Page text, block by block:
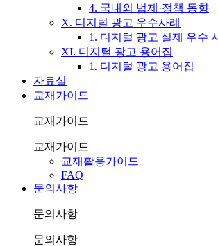
4. 국내외 법제·정책 동향
X. 디지털 광고 우수사례
1. 디지털 광고 실제 우수
XI. 디지털 광고 용어집
1. 디지털 광고 용어집
자료실
교재가이드
교재가이드
교재가이드
교재활용가이드
FAQ
문의사항
문의사항
문의사항